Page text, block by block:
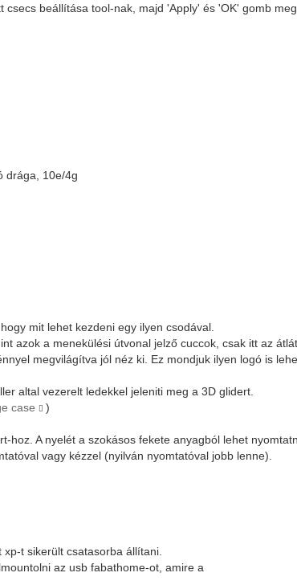
csecs beállítása tool-nak, majd 'Apply' és 'OK' gomb
drága, 10e/4g
mit lehet kezdeni egy ilyen csodával.
azok a menekülési útvonal jelző cuccok, csak itt az
megvilágítva jól néz ki. Ez mondjuk ilyen logó is
altal vezerelt ledekkel jeleniti meg a 3D glidert.
case
)
hoz. A nyelét a szokásos fekete anyagból lehet
vagy kézzel (nyilván nyomtatóval jobb lenne).
t sikerült csatasorba állítani.
az usb fabathome-ot, amire a